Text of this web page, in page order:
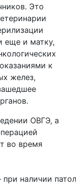
Это
еще и матку,
к
желез,
ОВГЭ, а
во время
наличии